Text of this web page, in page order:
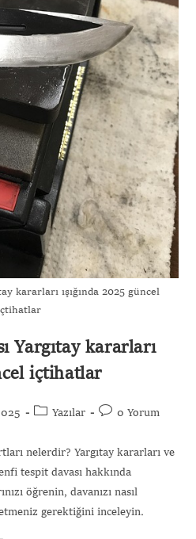
kararları ışığında 2025 güncel
Yargıtay kararları
içtihatlar
Yazılar 0 Yorum
nelerdir? Yargıtay kararları ve
tespit davası hakkında
öğrenin, davanızı nasıl
etmeniz gerektiğini inceleyin.